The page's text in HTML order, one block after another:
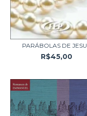
PARÁBOLAS DE
R$45,00